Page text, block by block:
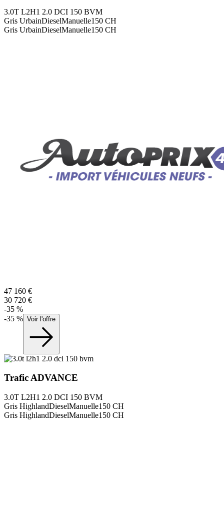
3.0T L2H1 2.0 DCI 150 BVM
Gris UrbainDieselManuelle150 CH
Gris UrbainDieselManuelle150 CH
47 160 €
30 720 €
-35 %
-35 % Voir l'offre
TraficADVANCE
3.0T L2H1 2.0 DCI 150 BVM
Gris HighlandDieselManuelle150 CH
Gris HighlandDieselManuelle150 CH